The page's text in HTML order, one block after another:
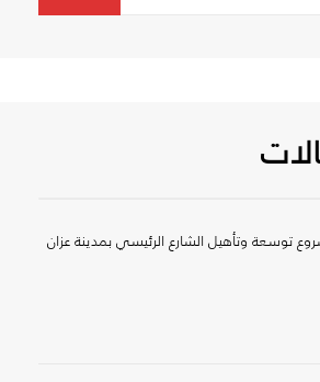
توسعة وتأهيل الشارع الرئيسي بمدينة عزان